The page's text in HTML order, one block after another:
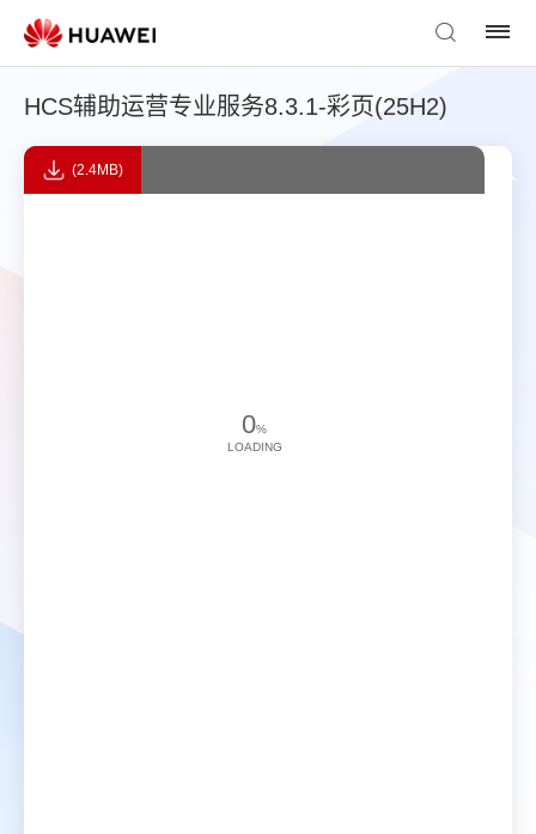
HCS辅助运营专业服务8.3.1-彩页(25H2)
(2.4MB)
0%
LOADING